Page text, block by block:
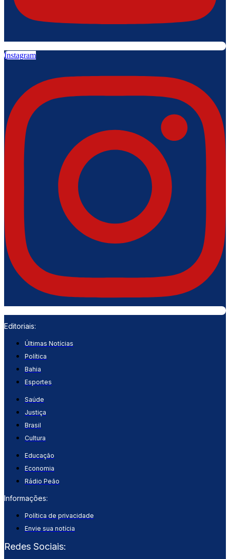
Instagram
Editoriais:
Últimas Notícias
Política
Bahia
Esportes
Saúde
Justiça
Brasil
Cultura
Educação
Economia
Rádio Peão
Informações:
Política de privacidade
Envie sua notícia
Redes Sociais: